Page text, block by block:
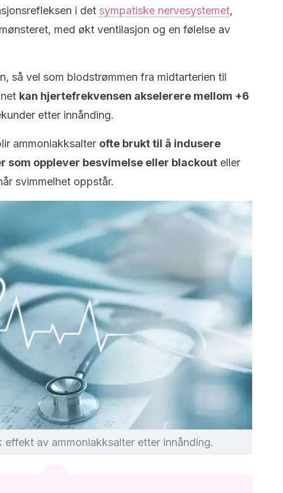
i det sympatiske nervesystemet,
med økt ventilasjon og en følelse av
så vel som blodstrømmen fra midtarterien til
kan hjertefrekvensen akselerere mellom +6
etter innånding.
ammoniakksalter ofte brukt til å indusere
som opplever besvimelse eller blackout eller
svimmelhet oppstår.
av ammoniakksalter etter innånding.